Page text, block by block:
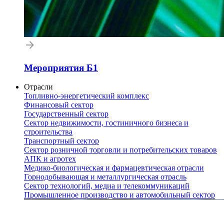
Мероприятия Б1
Отрасли
Топливно-энергетический комплекс
Финансовый сектор
Государственный сектор
Сектор недвижимости, гостиничного бизнеса и
строительства
Транспортный сектор
Сектор розничной торговли и потребительских товаров
АПК и агротех
Медико-биологическая и фармацевтическая отрасли
Горнодобывающая и металлургическая отрасль
Сектор технологий, медиа и телекоммуникаций
Промышленное производство и автомобильный сектор